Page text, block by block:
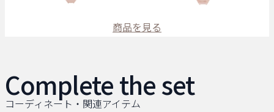
商品を見る
Complete the set
コーディネート・関連アイテム